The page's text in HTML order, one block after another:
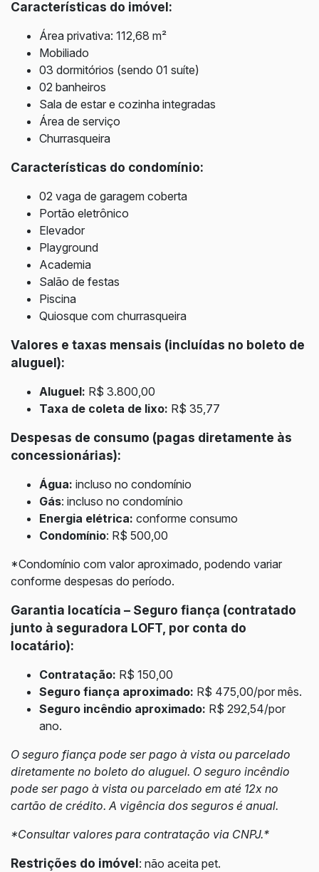
Características do imóvel:
Área privativa: 112,68 m²
Mobiliado
03 dormitórios (sendo 01 suíte)
02 banheiros
Sala de estar e cozinha integradas
Área de serviço
Churrasqueira
Características do condomínio:
02 vaga de garagem coberta
Portão eletrônico
Elevador
Playground
Academia
Salão de festas
Piscina
Quiosque com churrasqueira
Valores e taxas mensais (incluídas no boleto de
aluguel):
Aluguel: R$ 3.800,00
Taxa de coleta de lixo: R$ 35,77
Despesas de consumo (pagas diretamente às
concessionárias):
Água: incluso no condomínio
Gás: incluso no condomínio
Energia elétrica: conforme consumo
Condomínio: R$ 500,00
*Condomínio com valor aproximado, podendo variar
conforme despesas do período.
Garantia locatícia – Seguro fiança (contratado
junto à seguradora LOFT, por conta do
locatário):
Contratação: R$ 150,00
Seguro fiança aproximado: R$ 475,00/por mês.
Seguro incêndio aproximado: R$ 292,54/por
ano.
O seguro fiança pode ser pago à vista ou parcelado
diretamente no boleto do aluguel. O seguro incêndio
pode ser pago à vista ou parcelado em até 12x no
cartão de crédito. A vigência dos seguros é anual.
*Consultar valores para contratação via CNPJ.*
Restrições do imóvel: não aceita pet.